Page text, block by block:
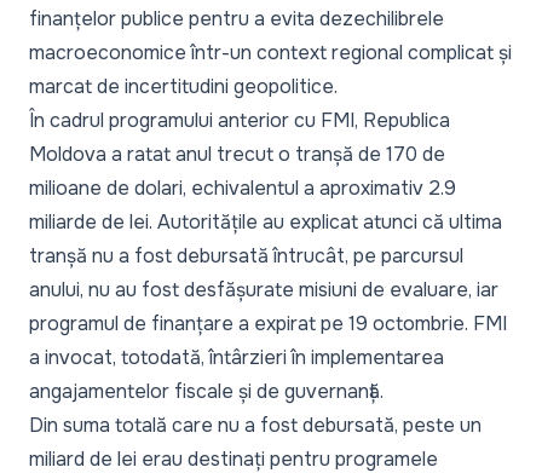
finanțelor publice pentru a evita dezechilibrele
macroeconomice într-un context regional complicat și
marcat de incertitudini geopolitice.
În cadrul programului anterior cu FMI, Republica
Moldova a ratat anul trecuto tranșă de 170 de
milioane de dolari, echivalentul a aproximativ 2.9
miliarde de lei. Autoritățile au explicat atunci că ultima
tranșă nu a fost debursată întrucât, pe parcursul
anului, nu au fost desfășurate misiuni de evaluare, iar
programul de finanțare a expirat pe 19 octombrie. FMI
a invocat, totodată,întârzieri în implementarea
angajamentelor fiscale și de guvernanță.
Din suma totală care nu a fost debursată, peste un
miliard de lei erau destinați pentru programele